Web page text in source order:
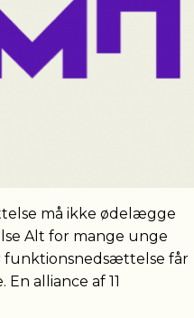
må ikke ødelægge
Alt for mange unge
funktionsnedsættelse får
alliance af 11